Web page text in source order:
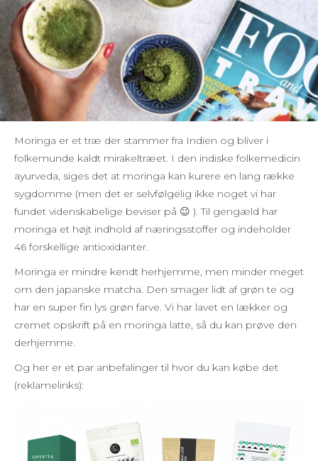
Moringa er et træ der stammer fra Indien og bliver i
folkemunde kaldt mirakeltræet. I den indiske folkemedicin
ayurveda, siges det at moringa kan kurere en lang række
sygdomme (men det er selvfølgelig ikke noget vi har
fundet videnskabelige beviser på 😉 ). Til gengæld har
moringa et højt indhold af næringsstoffer og indeholder
46 forskellige antioxidanter.
Moringa er mindre kendt herhjemme, men minder meget
om den japanske matcha. Den smager lidt af grøn te og
har en super fin lys grøn farve. Vi har lavet en lækker og
cremet opskrift på en moringa latte, så du kan prøve den
derhjemme.
Og her er et par anbefalinger til hvor du kan købe det
(reklamelinks):